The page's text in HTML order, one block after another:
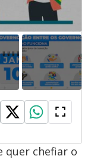
quer chefiar o